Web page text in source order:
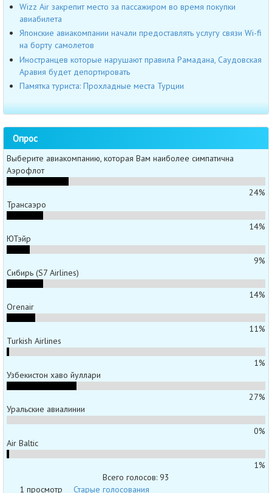
Wizz Air закрепит место за пассажиром во время покупки
авиабилета
Японские авиакомпании начали предоставлять услугу связи Wi-fi
на борту самолетов
Иностранцев которые нарушают правила Рамадана, Саудовская
Аравия будет депортировать
Памятка туриста: Прохладные места Турции
Опрос
Выберите авиакомпанию, которая Вам наиболее симпатична
Аэрофлот
24%
Трансаэро
14%
ЮТэйр
9%
Сибирь (S7 Airlines)
14%
Orenair
11%
Turkish Airlines
1%
Узбекистон хаво йуллари
27%
Уральские авиалинии
0%
Air Baltic
1%
Всего голосов: 93
1 просмотр
Старые голосования